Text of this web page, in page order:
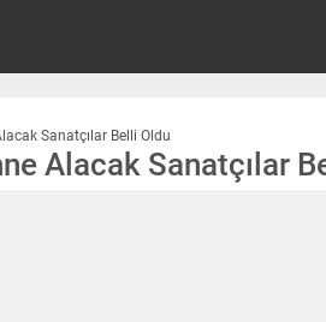
Sanatçılar Belli Oldu
Alacak Sanatçılar